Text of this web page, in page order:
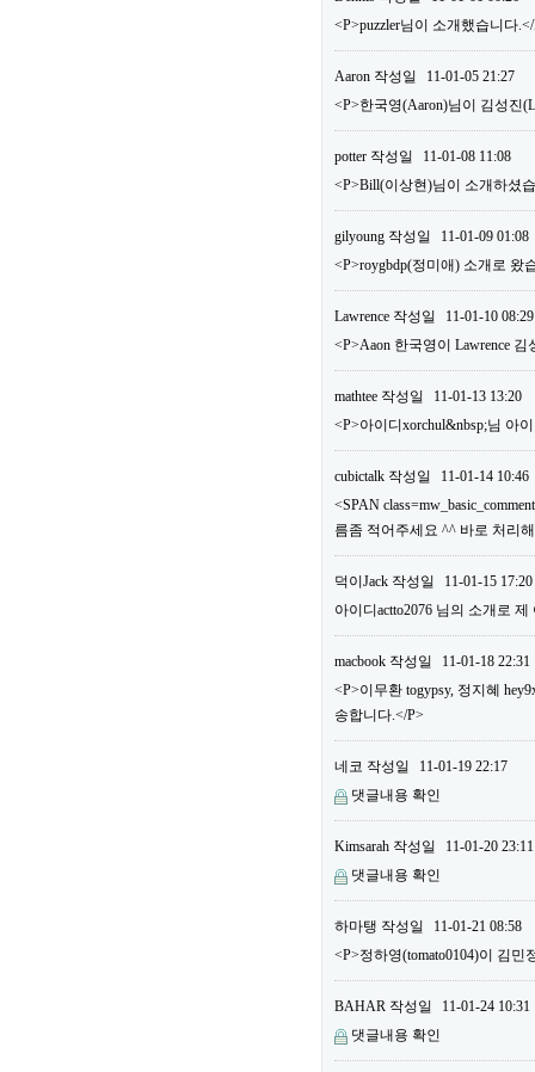
<P>puzzler님이 소개했습니다
Aaron 작성일
11-01-05 21:27
<P>한국영(Aaron)님이 김성진
potter 작성일
11-01-08 11:08
<P>Bill(이상현)님이 소개하셨
gilyoung 작성일
11-01-09 01:08
<P>roygbdp(정미애) 소개로 왔
Lawrence 작성일
11-01-10 08:29
<P>Aaon 한국영이 Lawrence
mathtee 작성일
11-01-13 13:20
<P>아이디xorchul&nbsp;님 아
cubictalk 작성일
11-01-14 10:46
<SPAN
름좀 적어주세요 ^^ 바로 처리
덕이Jack 작성일
11-01-15 17:20
아이디actto2076 님의 소개로
macbook 작성일
11-01-18 22:31
<P>이무환 togypsy, 정지혜
송합니다.</P>
네코 작성일
11-01-19 22:17
댓글내용 확인
Kimsarah 작성일
11-01-20 23:11
댓글내용 확인
하마탱 작성일
11-01-21 08:58
<P>정하영(tomato0104)이 김
BAHAR 작성일
11-01-24 10:31
댓글내용 확인